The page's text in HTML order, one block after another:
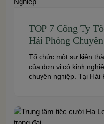
couples create a
TOP 7 Công Ty
Hải Phòng
Tổ chức một sự kiện
của đơn vị có kinh
chuyên nghiệp. Tại Hải